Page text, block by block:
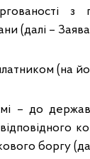
(далі –
(на
– до
боргу